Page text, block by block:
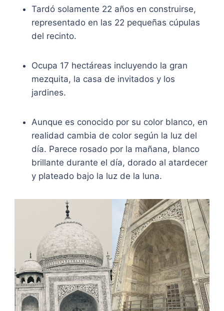
Tardó solamente 22 años en construirse,
representado en las 22 pequeñas cúpulas
del recinto.
Ocupa 17 hectáreas incluyendo la gran
mezquita, la casa de invitados y los
jardines.
Aunque es conocido por su color blanco, en
realidad cambia de color según la luz del
día. Parece rosado por la mañana, blanco
brillante durante el día, dorado al atardecer
y plateado bajo la luz de la luna.